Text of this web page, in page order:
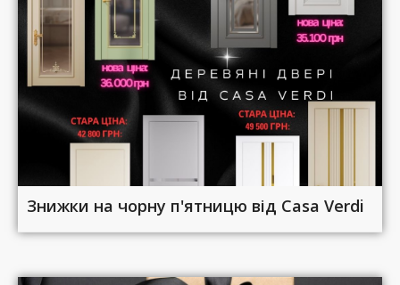
Знижки на чорну п'ятницю від Casa Verdi